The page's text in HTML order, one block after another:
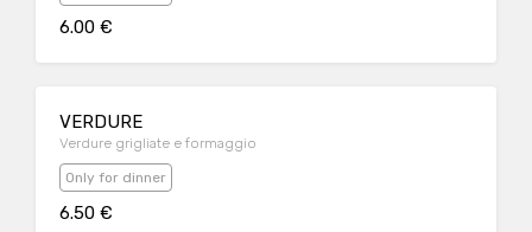
6.00 €
VERDURE
Verdure grigliate e formaggio
Only for dinner
6.50 €